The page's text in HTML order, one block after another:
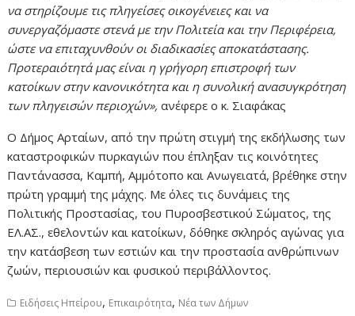
να στηρίζουμε τις πληγείσες οικογένειες και να
συνεργαζόμαστε στενά με την Πολιτεία και την Περιφέρεια,
ώστε να επιταχυνθούν οι διαδικασίες αποκατάστασης.
Προτεραιότητά μας είναι η γρήγορη επιστροφή των
κατοίκων στην κανονικότητα και η συνολική ανασυγκρότηση
των πληγεισών περιοχών»,ανέφερε ο κ. Σιαφάκας
Ο Δήμος Αρταίων, από την πρώτη στιγμή της εκδήλωσης των
καταστροφικών πυρκαγιών που έπληξαν τις κοινότητες
Παντάνασσα, Καμπή, Αμμότοπο και Ανωγειατά, βρέθηκε στην
πρώτη γραμμή της μάχης. Με όλες τις δυνάμεις της
Πολιτικής Προστασίας, του Πυροσβεστικού Σώματος, της
ΕΛ.ΑΣ., εθελοντών και κατοίκων, δόθηκε σκληρός αγώνας για
την κατάσβεση των εστιών και την προστασία ανθρώπινων
ζωών, περιουσιών και φυσικού περιβάλλοντος.
Ειδήσεις Ηπείρου, Επικαιρότητα, Νέα των Δήμων